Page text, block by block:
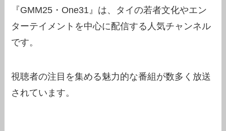
『GMM25・One31』は、タイの若者文化やエン
ターテイメントを中心に配信する人気チャンネル
です。
視聴者の注目を集める魅力的な番組が数多く放送
されています。